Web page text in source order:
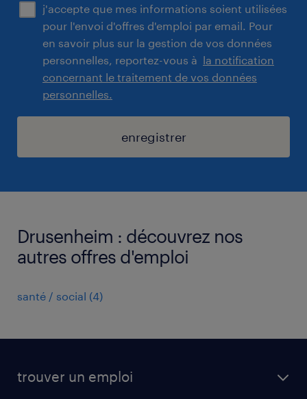
j'accepte que mes informations soient utilisées
pour l'envoi d'offres d'emploi par email. Pour
en savoir plus sur la gestion de vos données
personnelles, reportez-vous à la notification
concernant le traitement de vos données
personnelles.
enregistrer
Drusenheim : découvrez nos
autres offres d'emploi
santé / social (4)
trouver un emploi